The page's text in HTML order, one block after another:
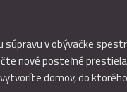
v obývačke
nové posteľné
domov, do